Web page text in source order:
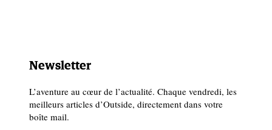
Newsletter
L’aventure au cœur de l’actualité. Chaque vendredi, les
meilleurs articles d’Outside, directement dans votre
boîte mail.